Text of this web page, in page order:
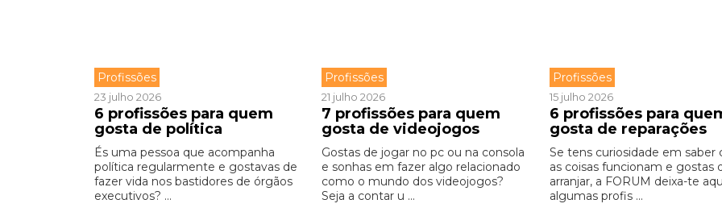
Profissões
23 julho 2026
6 profissões para quem
gosta de política
És uma pessoa que acompanha
política regularmente e gostavas de
fazer vida nos bastidores de órgãos
executivos? ...
Profissões
21 julho 2026
7 profissões para quem
gosta de videojogos
Gostas de jogar no pc ou na consola
e sonhas em fazer algo relacionado
como o mundo dos videojogos?
Seja a contar u ...
Profissões
15 julho 2026
6 profissões para
gosta de reparações
Se tens curiosidade em saber
as coisas funcionam e gostas
arranjar, a FORUM deixa-te
algumas profis ...